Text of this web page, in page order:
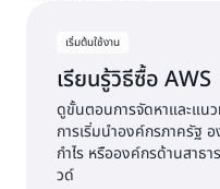
เริ่มต้นใช้งาน
เรียนรู้วิธีซื้อ AWS
ดูขั้นตอนการจัดหาและแน
การเริ่มนำองค์กรภาครัฐ
กำไร หรือองค์กรด้านสาธ
วด์